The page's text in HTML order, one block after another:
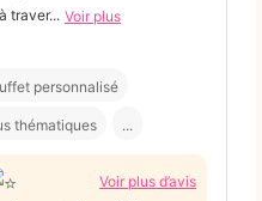
traver... Voir plus
personnalisé
thématiques ...
Voir plus d’avis